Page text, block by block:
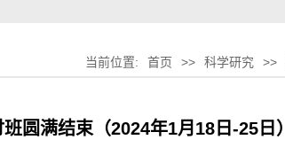
当前位置: 首页 >> 科学研究 >>
圆满结束（2024年1月18日-25日）